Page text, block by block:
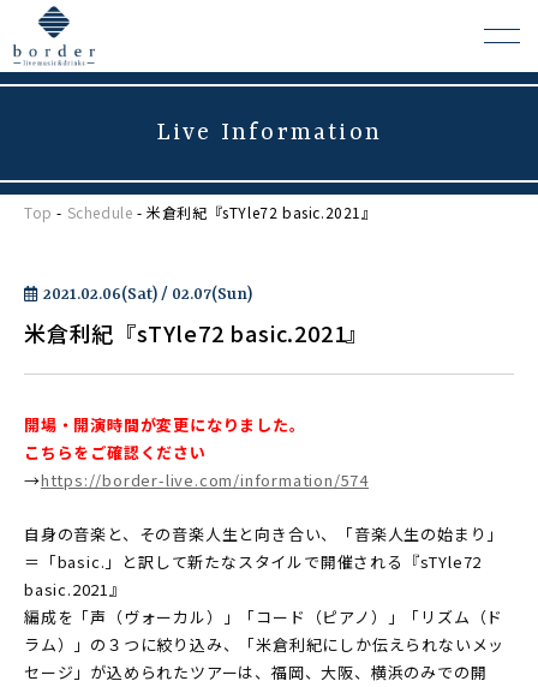
よくある質問
Live Information
Top - Schedule - 米倉利紀『sTYle72 basic.2021』
2021.02.06(Sat) / 02.07(Sun)
米倉利紀『sTYle72 basic.2021』
開場・開演時間が変更になりました。
こちらをご確認ください
→https://border-live.com/information/574
自身の音楽と、その音楽人生と向き合い、「音楽人生の始まり」
＝「basic.」と訳して新たなスタイルで開催される『sTYle72
basic.2021』
編成を「声（ヴォーカル）」「コード（ピアノ）」「リズム（ド
ラム）」の３つに絞り込み、「米倉利紀にしか伝えられないメッ
セージ」が込められたツアーは、福岡、大阪、横浜のみでの開